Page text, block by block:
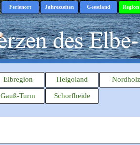
Menü überspringen
▼
Ferienort ▼
Jahreszeiten ▼
Geestland ▼
Region
Elbregion Helgoland Nordholz
Gauß-Turm Schorfheide